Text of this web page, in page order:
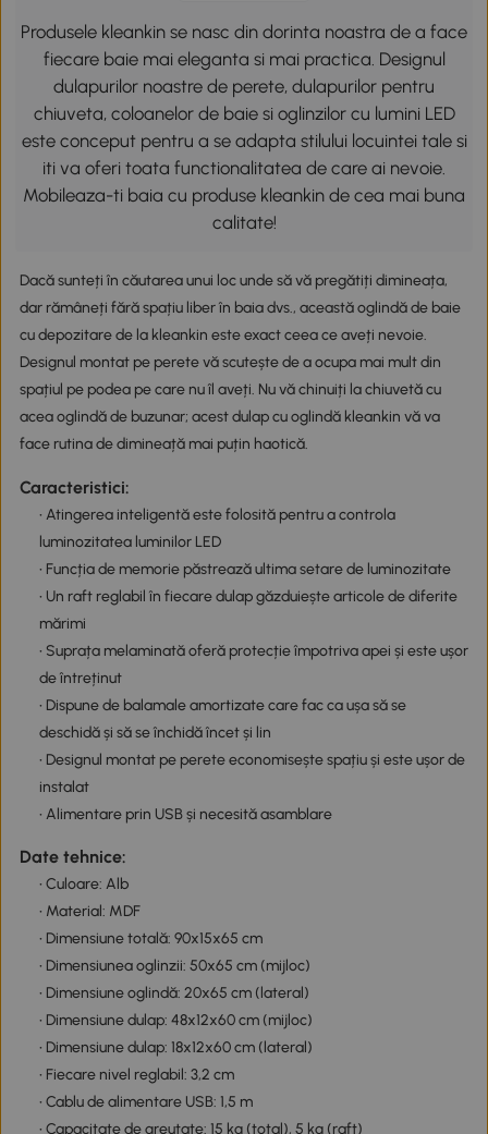
Produsele kleankin se nasc din dorinta noastra de a face
fiecare baie mai eleganta si mai practica. Designul
dulapurilor noastre de perete, dulapurilor pentru
chiuveta, coloanelor de baie si oglinzilor cu lumini LED
este conceput pentru a se adapta stilului locuintei tale si
iti va oferi toata functionalitatea de care ai nevoie.
Mobileaza-ti baia cu produse kleankin de cea mai buna
calitate!
Dacă sunteți în căutarea unui loc unde să vă pregătiți dimineața,
dar rămâneți fără spațiu liber în baia dvs., această oglindă de baie
cu depozitare de la kleankin este exact ceea ce aveți nevoie.
Designul montat pe perete vă scutește de a ocupa mai mult din
spațiul pe podea pe care nu îl aveți. Nu vă chinuiți la chiuvetă cu
acea oglindă de buzunar; acest dulap cu oglindă kleankin vă va
face rutina de dimineață mai puțin haotică.
Caracteristici:
• Atingerea inteligentă este folosită pentru a controla
luminozitatea luminilor LED
• Funcția de memorie păstrează ultima setare de luminozitate
• Un raft reglabil în fiecare dulap găzduiește articole de diferite
mărimi
• Suprața melaminată oferă protecție împotriva apei și este ușor
de întreținut
• Dispune de balamale amortizate care fac ca ușa să se
deschidă și să se închidă încet și lin
• Designul montat pe perete economisește spațiu și este ușor de
instalat
• Alimentare prin USB și necesită asamblare
Date tehnice:
• Culoare: Alb
• Material: MDF
• Dimensiune totală: 90x15x65 cm
• Dimensiunea oglinzii: 50x65 cm (mijloc)
• Dimensiune oglindă: 20x65 cm (lateral)
• Dimensiune dulap: 48x12x60 cm (mijloc)
• Dimensiune dulap: 18x12x60 cm (lateral)
• Fiecare nivel reglabil: 3,2 cm
• Cablu de alimentare USB: 1,5 m
• Capacitate de greutate: 15 kg (total), 5 kg (raft)